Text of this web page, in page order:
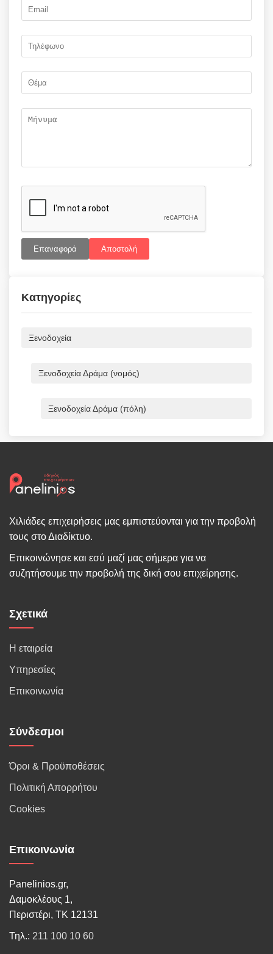
Επαναφορά Αποστολή
Κατηγορίες
Ξενοδοχεία
Ξενοδοχεία Δράμα (νομός)
Ξενοδοχεία Δράμα (πόλη)
Χιλιάδες επιχειρήσεις μας εμπιστεύονται για την προβολή
τους στο Διαδίκτυο.
Επικοινώνησε και εσύ μαζί μας σήμερα για να
συζητήσουμε την προβολή της δική σου επιχείρησης.
Σχετικά
Η εταιρεία
Υπηρεσίες
Επικοινωνία
Σύνδεσμοι
Όροι & Προϋποθέσεις
Πολιτική Απορρήτου
Cookies
Επικοινωνία
Panelinios.gr,
Δαμοκλέους 1,
Περιστέρι, ΤΚ 12131
Τηλ.: 211 100 10 60